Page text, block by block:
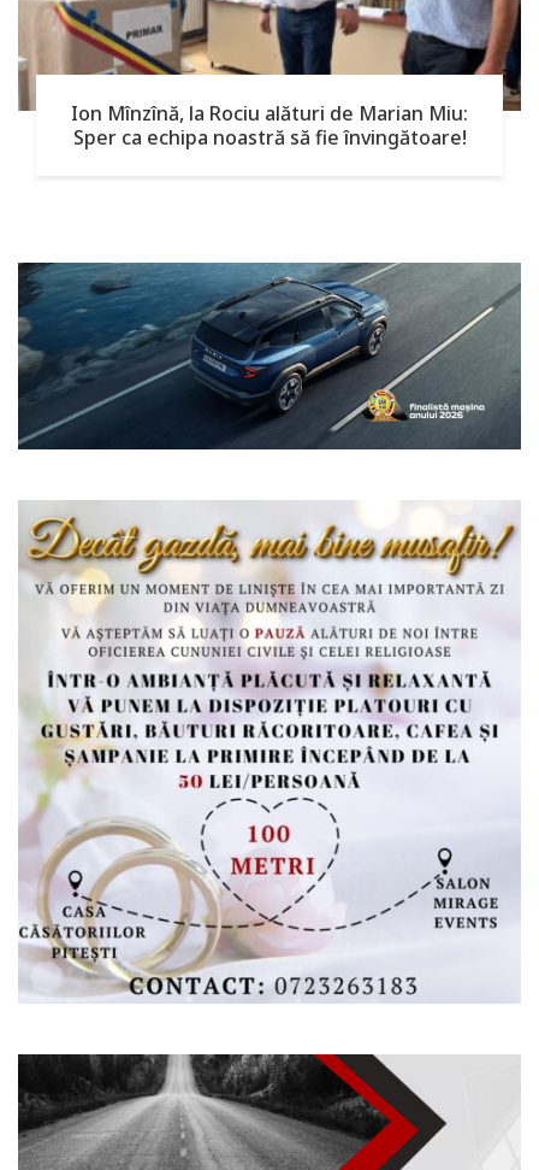
Ion Mînzînă, la Rociu alături de Marian Miu:
Sper ca echipa noastră să fie învingătoare!